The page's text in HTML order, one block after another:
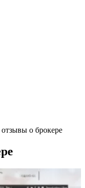
о брокере